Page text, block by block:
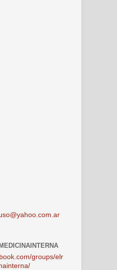
groups/elr